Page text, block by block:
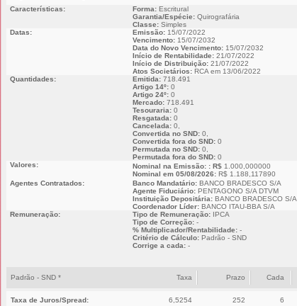
Características:
Forma:Escritural
Garantia/Espécie:Quirografária
Classe:Simples
Datas:
Emissão:15/07/2022
Vencimento: 15/07/2032
Data do Novo Vencimento:15/07/2032
Início de Rentabilidade:21/07/2022
Início de Distribuição:21/07/2022
Atos Societários:RCA em 13/06/2022
Quantidades:
Emitida:718.491
Artigo 14º:0
Artigo 24º:0
Mercado:718.491
Tesouraria:0
Resgatada:0
Cancelada:0,
Convertida no SND:0,
Convertida fora do SND:0
Permutada no SND:0,
Permutada fora do SND:0
Valores:
Nominal na Emissão: : R$ 1.000,000000
Nominal em 05/08/2026:R$ 1.188,117890
Agentes Contratados:
Banco Mandatário:BANCO BRADESCO S/A
Agente Fiduciário:PENTAGONO S/A DTVM
Instituição Depositária:BANCO BRADESCO S/A
Coordenador Líder:BANCO ITAU-BBA S/A
Remuneração:
Tipo de Remuneração:IPCA
Tipo de Correção:-
% Multiplicador/Rentabilidade:-
Critério de Cálculo:Padrão - SND
Corrige a cada:-
Padrão - SND * Taxa Prazo Cada
Taxa de Juros/Spread: 6,5254 252 6